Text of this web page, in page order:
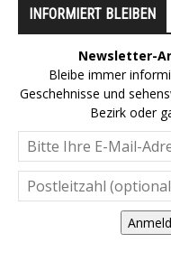
INFORMIERT BLEIBEN
Newsletter-
Bleibe immer
Geschehnisse und
Bezirk oder